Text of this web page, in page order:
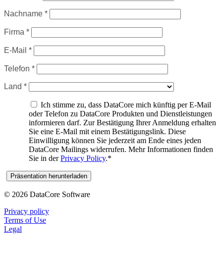
Nachname *
Firma *
E-Mail *
Telefon *
Land *
Ich stimme zu, dass DataCore mich künftig per E-Mail
oder Telefon zu DataCore Produkten und Dienstleistungen
informieren darf. Zur Bestätigung Ihrer Anmeldung erhalten
Sie eine E-Mail mit einem Bestätigungslink. Diese
Einwilligung können Sie jederzeit am Ende eines jeden
DataCore Mailings widerrufen. Mehr Informationen finden
Sie in derPrivacy Policy.*
© 2026 DataCore Software
Privacy policy
Terms of Use
Legal